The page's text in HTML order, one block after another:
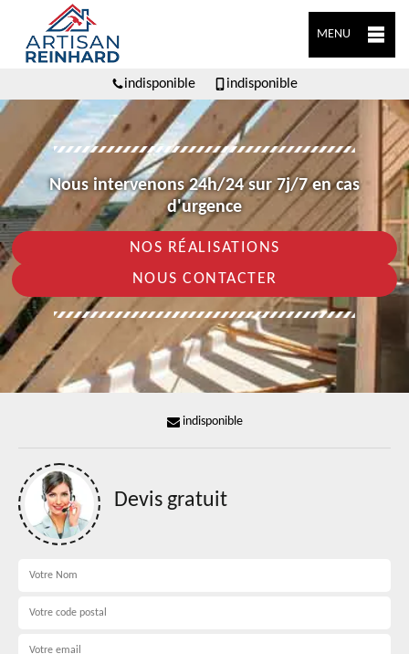
MENU
indisponible indisponible
Nous intervenons 24h/24 sur 7j/7 en cas
d'urgence
NOS RÉALISATIONS
NOUS CONTACTER
indisponible
Devis gratuit